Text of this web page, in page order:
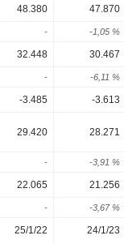
48.380 47.870
- -1,05 %
32.448 30.467
- -6,11 %
-3.485 -3.613
29.420 28.271
- -3,91 %
22.065 21.256
- -3,67 %
25/1/22 24/1/23